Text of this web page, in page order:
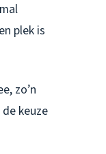
plek is
zo’n
keuze